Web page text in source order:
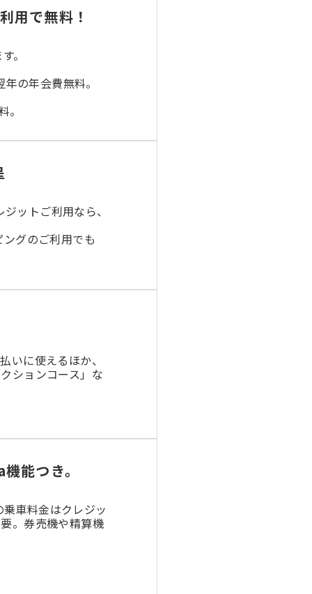
のご利用枠を指定させていただ
用で無料！
。
の年会費無料。
ットご利用なら、
グのご利用でも
いに使えるほか、
ションコース」な
能つき。
車料金はクレジッ
。券売機や精算機